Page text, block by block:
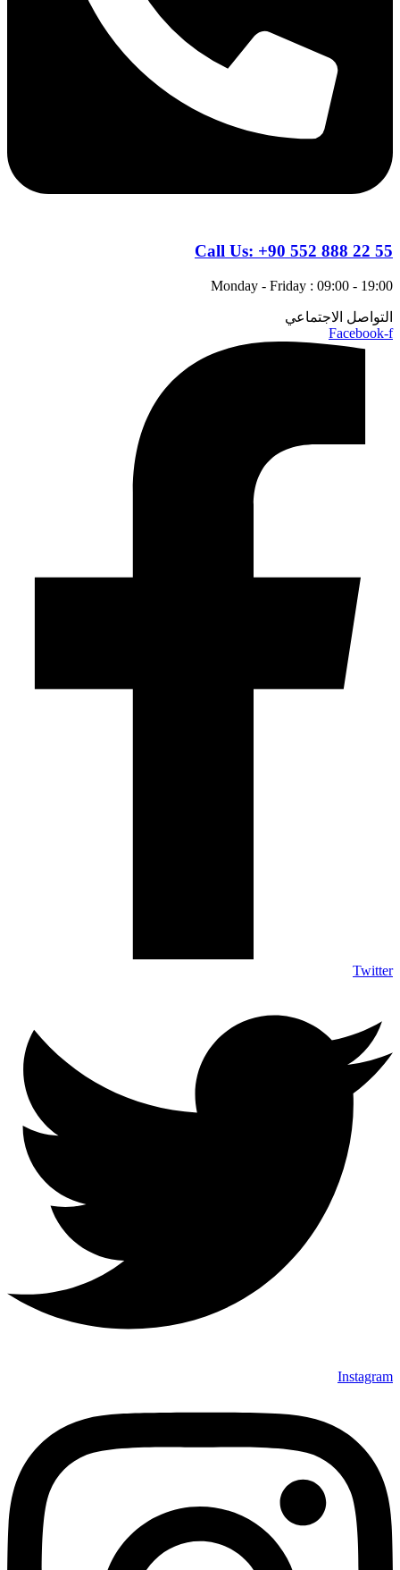
Call Us: +90 552 888 22 55
Monday - Friday : 09:00 - 19:00
التواصل الاجتماعي
Facebook-f
Twitter
Instagram